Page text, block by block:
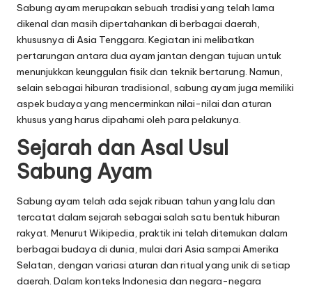
Sabung ayam merupakan sebuah tradisi yang telah lama
dikenal dan masih dipertahankan di berbagai daerah,
khususnya di Asia Tenggara. Kegiatan ini melibatkan
pertarungan antara dua ayam jantan dengan tujuan untuk
menunjukkan keunggulan fisik dan teknik bertarung. Namun,
selain sebagai hiburan tradisional, sabung ayam juga memiliki
aspek budaya yang mencerminkan nilai-nilai dan aturan
khusus yang harus dipahami oleh para pelakunya.
Sejarah dan Asal Usul
Sabung Ayam
Sabung ayam telah ada sejak ribuan tahun yang lalu dan
tercatat dalam sejarah sebagai salah satu bentuk hiburan
rakyat. MenurutWikipedia, praktik ini telah ditemukan dalam
berbagai budaya di dunia, mulai dari Asia sampai Amerika
Selatan, dengan variasi aturan dan ritual yang unik di setiap
daerah. Dalam konteks Indonesia dan negara-negara